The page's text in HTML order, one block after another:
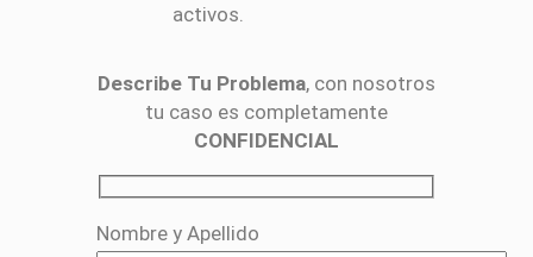
activos.
Describe Tu Problema, con nosotros
tu caso es completamente
CONFIDENCIAL
Nombre y Apellido